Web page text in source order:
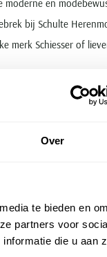
Over
te bieden en
partners voor
die u aan
en
bij Schulte
Schiesser of
en